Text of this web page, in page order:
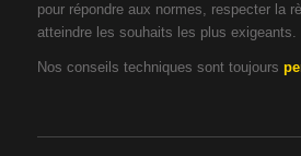
pour répondre aux normes, respecter la
atteindre les souhaits les plus exigeants.
Nos conseils techniques sont toujours